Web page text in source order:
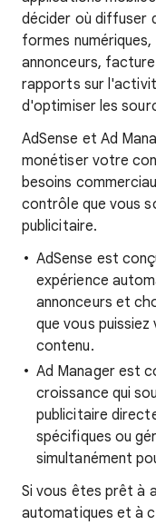
décider où diffuser
formes
annonceurs,
rapports sur
d'optimiser les
AdSense et Ad
monétiser votre
besoins
contrôle que vous
publicitaire.
AdSense est
expérience
annonceurs et
que vous
contenu.
Ad Manager est
croissance qui
publicitaire
spécifiques ou
simultanément
Si vous êtes prêt à
automatiques et à